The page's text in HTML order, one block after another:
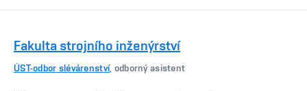
Fakulta strojního inženýrství
ÚST-odbor slévárenství, odborný asistent